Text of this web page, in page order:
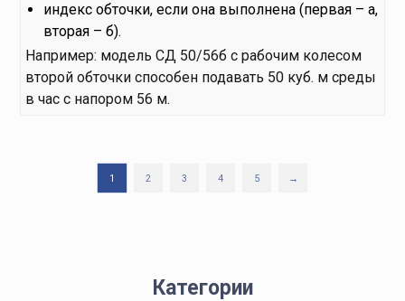
индекс обточки, если она выполнена (первая – а,
вторая – б).
Например: модель СД 50/56б с рабочим колесом
второй обточки способен подавать 50 куб. м среды
в час с напором 56 м.
1 2 3 4 5 →
Категории